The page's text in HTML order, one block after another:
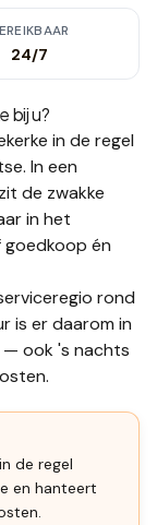
24/7
bij u?
in de regel
In een
de zwakke
in het
én
rond
is er daarom in
— ook 's nachts
de regel
en hanteert